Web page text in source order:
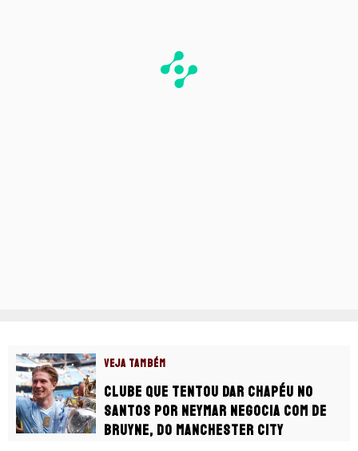
VEJA TAMBÉM
Clube que tentou dar chapéu no
Santos por Neymar negocia com De
Bruyne, do Manchester City